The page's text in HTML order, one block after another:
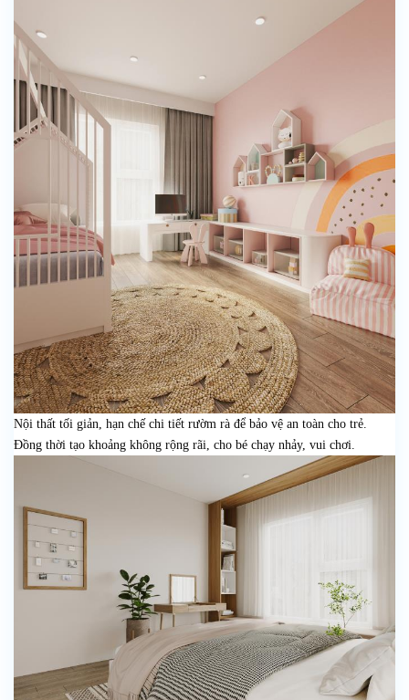
Nội thất tối giản, hạn chế chi tiết rườm rà để bảo vệ an toàn cho trẻ.
Đồng thời tạo khoảng không rộng rãi, cho bé chạy nhảy, vui chơi.